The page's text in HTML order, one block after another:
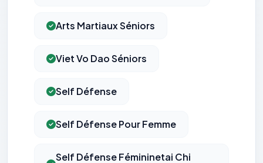
Arts Martiaux Séniors
Viet Vo Dao Séniors
Self Défense
Self Défense Pour Femme
Self Défense Fémininetai Chi